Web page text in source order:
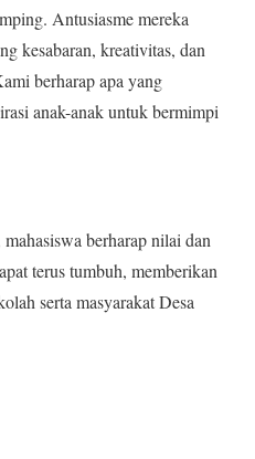
Antusiasme mereka
kesabaran, kreativitas, dan
berharap apa yang
anak-anak untuk bermimpi
berharap nilai dan
terus tumbuh, memberikan
serta masyarakat Desa